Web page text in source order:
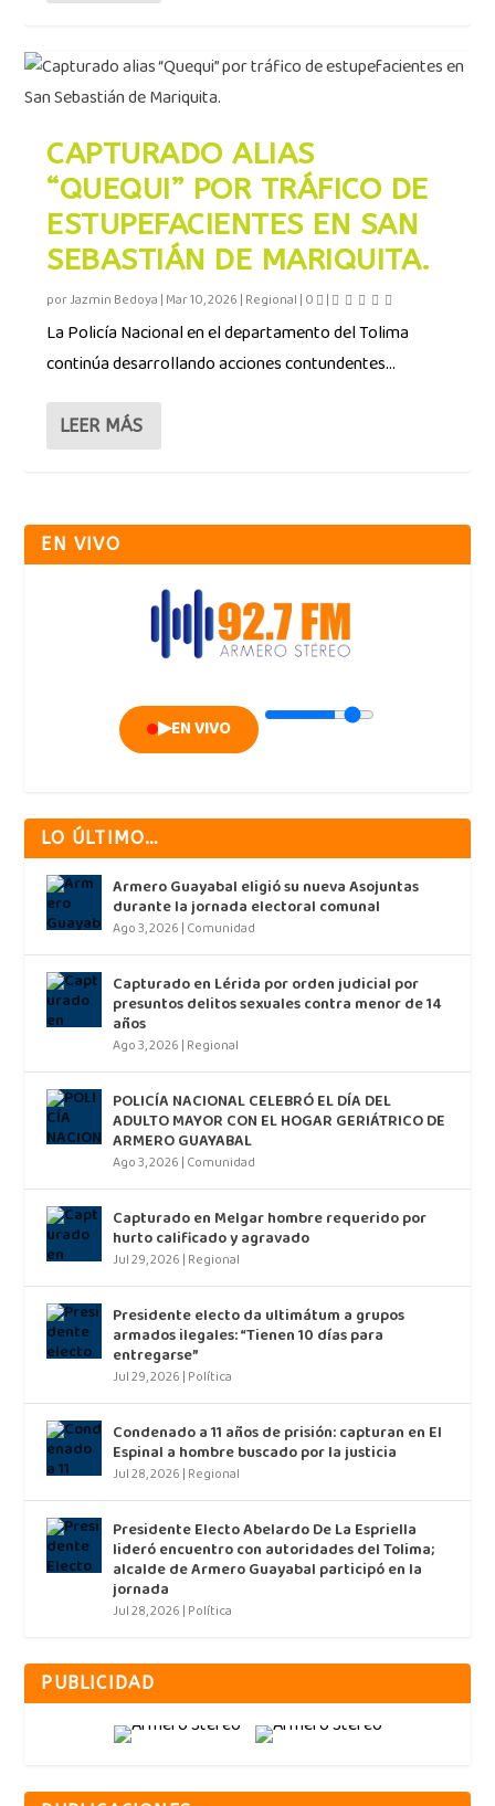
CAPTURADO ALIAS
“QUEQUI” POR TRÁFICO DE
ESTUPEFACIENTES EN SAN
SEBASTIÁN DE MARIQUITA.
porJazmin Bedoya | Mar 10, 2026 | Regional | 0 |
La Policía Nacional en el departamento del Tolima
continúa desarrollando acciones contundentes...
LEER MÁS
EN VIVO
▶EN VIVO
LO ÚLTIMO…
Armero Guayabal eligió su nueva Asojuntas
durante la jornada electoral comunal
Ago 3, 2026 | Comunidad
Capturado en Lérida por orden judicial por
presuntos delitos sexuales contra menor de 14
años
Ago 3, 2026 | Regional
POLICÍA NACIONAL CELEBRÓ EL DÍA DEL
ADULTO MAYOR CON EL HOGAR GERIÁTRICO DE
ARMERO GUAYABAL
Ago 3, 2026 | Comunidad
Capturado en Melgar hombre requerido por
hurto calificado y agravado
Jul 29, 2026 | Regional
Presidente electo da ultimátum a grupos
armados ilegales: “Tienen 10 días para
entregarse”
Jul 29, 2026 | Política
Condenado a 11 años de prisión: capturan en El
Espinal a hombre buscado por la justicia
Jul 28, 2026 | Regional
Presidente Electo Abelardo De La Espriella
lideró encuentro con autoridades del Tolima;
alcalde de Armero Guayabal participó en la
jornada
Jul 28, 2026 | Política
PUBLICIDAD